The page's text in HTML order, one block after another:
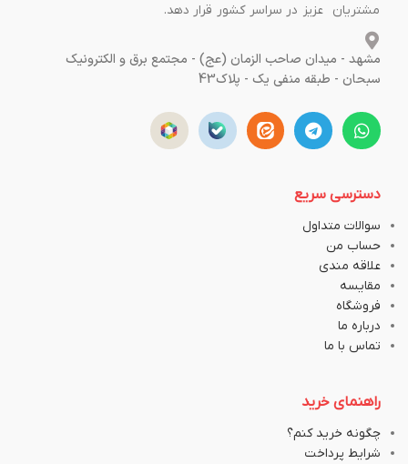
مشتریان عزیز در سراسر کشور قرار دهد.
مشهد - میدان صاحب الزمان (عج) - مجتمع برق و الکترونیک
سبحان - طبقه منفی یک - پلاک43
دسترسی سریع
سوالات متداول
حساب من
علاقه مندی
مقایسه
فروشگاه
درباره ما
تماس با ما
راهنمای خرید
چگونه خرید کنم؟
شرایط پرداخت